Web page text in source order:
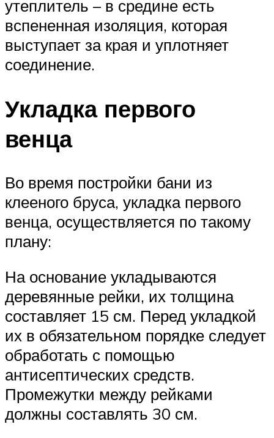
утеплитель – в средине есть
вспененная изоляция, которая
выступает за края и уплотняет
соединение.
Укладка первого
венца
Во время постройки бани из
клееного бруса, укладка первого
венца, осуществляется по такому
плану:
На основание укладываются
деревянные рейки, их толщина
составляет 15 см. Перед укладкой
их в обязательном порядке следует
обработать с помощью
антисептических средств.
Промежутки между рейками
должны составлять 30 см.